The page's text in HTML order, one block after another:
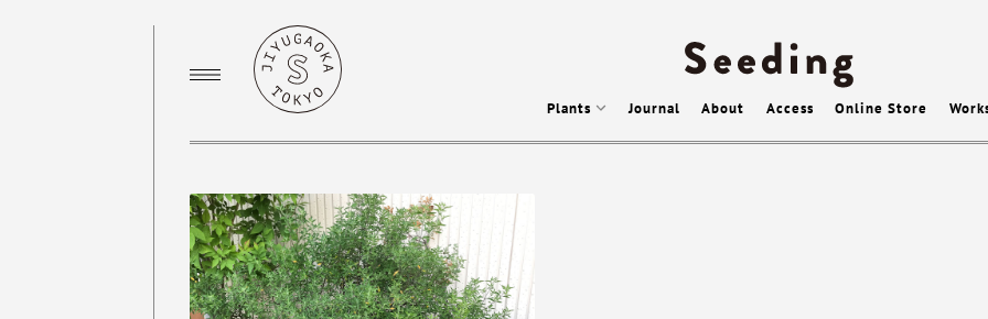
Plants Journal About Access Online Store